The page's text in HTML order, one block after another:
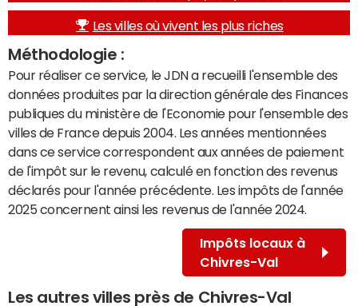
Les villes où vivent les plus riches
Méthodologie :
Pour réaliser ce service, le JDN a recueilli l'ensemble des
données produites par la direction générale des Finances
publiques du ministère de l'Economie pour l'ensemble des
villes de France depuis 2004. Les années mentionnées
dans ce service correspondent aux années de paiement
de l'impôt sur le revenu, calculé en fonction des revenus
déclarés pour l'année précédente. Les impôts de l'année
2025 concernent ainsi les revenus de l'année 2024.
Impôts locaux à
Chivres-Val
Les autres villes près de Chivres-Val